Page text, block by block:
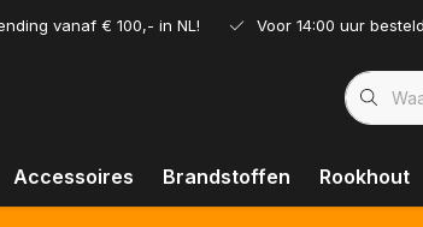
vanaf € 100,- in NL! Voor 14:00 uur
Accessoires Brandstoffen Rookhout